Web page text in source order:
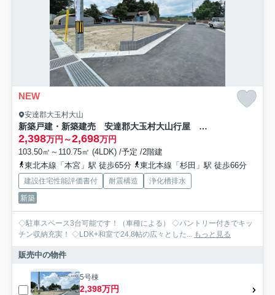
NEW
安達郡大玉村大山
新築戸建・新築建売 安達郡大玉村大山行屋 大山小・大玉中
2,398万円～2,698万円
103.50㎡～110.75㎡ (4LDK) /予定 /2階建
東北本線「本宮」駅 徒歩65分
東北本線「杉田」駅 徒歩66分
建設住宅性能評価書付 耐震構造
浄化槽排水
新築
◇駐車スペース3台可能です！（車種による） ◇パントリー付きでキッ
チン収納充実！ ◇LDK+和室で24.8帖の広々とした... もっと見る
販売中の物件
5号棟
2,398万円